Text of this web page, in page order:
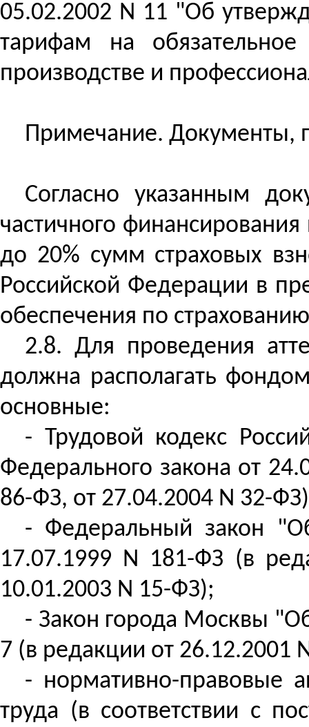
05.02.2002 N 11 "Об
тарифам на
производстве и
Примечание. Документы,
Согласно указанным
частичного
до 20% сумм страховых
Российской Федерации в
обеспечения по
2.8. Для проведения
должна располагать
основные:
- Трудовой кодекс
Федерального закона от
86-ФЗ, от 27.04.2004 N 32-
- Федеральный закон
17.07.1999 N 181-ФЗ (в
10.01.2003 N 15-ФЗ);
- Закон города Москвы
7 (в редакции от 26.12.2001
- нормативно-правовые
труда (в соответствии с